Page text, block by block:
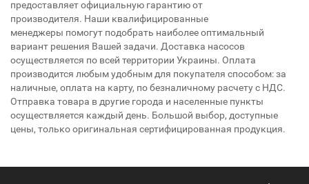
предоставляет официальную гарантию от
производителя. Наши квалифицированные
менеджеры помогут подобрать наиболее оптимальный
вариант решения Вашей задачи. Доставка насосов
осуществляется по всей территории Украины. Оплата
производится любым удобным для покупателя способом: за
наличные, оплата на карту, по безналичному расчету с НДС.
Отправка товара в другие города и населенные пункты
осуществляется каждый день. Большой выбор, доступные
цены, только оригинальная сертифицированная продукция.